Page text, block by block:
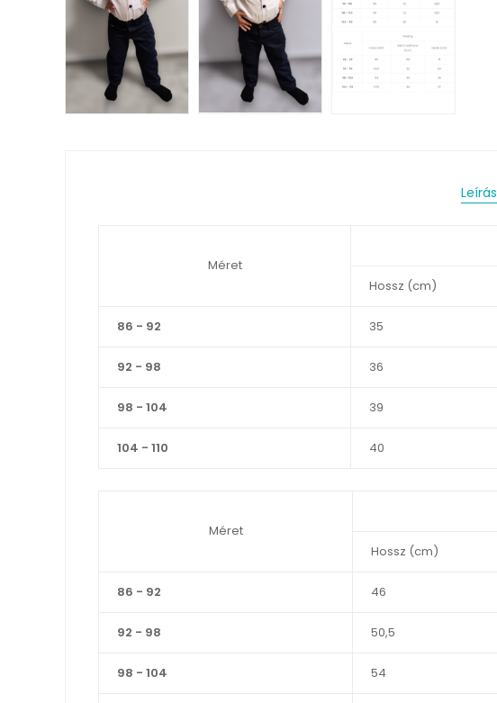
Leírás
Méret
Hossz (cm)
86 - 92 35
92 - 98 36
98 - 104 39
104 - 110 40
Méret
Hossz (cm)
86 - 92 46
92 - 98 50,5
98 - 104 54